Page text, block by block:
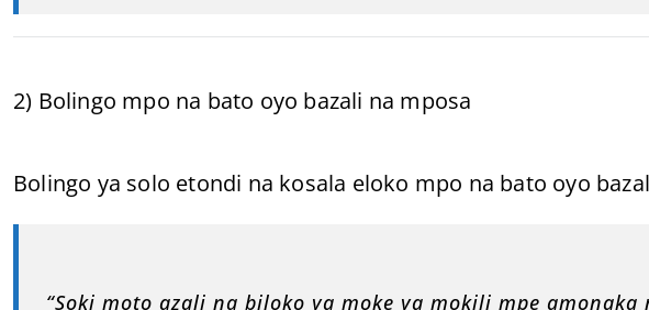
2) Bolingo mpo na bato oyo bazali na mposa
Bolingo ya solo etondi na kosala eloko mpo na bato oyo
“Soki moto azali na biloko ya moke ya mokili mpe